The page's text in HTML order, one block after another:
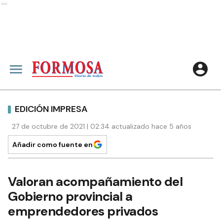
Ads
EDICIÓN IMPRESA
27 de octubre de 2021 | 02:34 actualizado hace 5 años
Añadir como fuente en
Valoran acompañamiento del
Gobierno provincial a
emprendedores privados